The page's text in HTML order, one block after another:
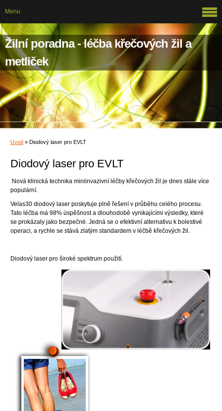
Žilní poradna - léčba křečových žil a
metliček
Úvod » Diodový laser pro EVLT
Diodový laser pro EVLT
Nová klinická technika miniinvazivní léčby křečových žil je dnes stále více
populární.
Velas30 diodový laser poskytuje plně řešení v průběhu celého procesu.
Tato léčba má 98% úspěšnost a dlouhodobě vynikajícími výsledky, které
se prokázaly jako bezpečné. Jedná se o efektivní alternativu k bolestivé
operaci, a rychle se stává zlatým standardem v léčbě křečových žil.
Diodový laser pro široké spektrum použití.
Menu